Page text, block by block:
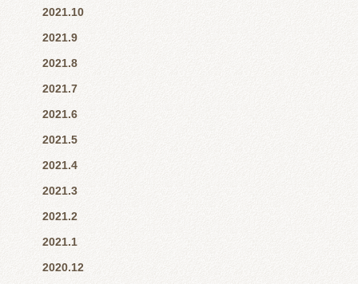
2021.10
2021.9
2021.8
2021.7
2021.6
2021.5
2021.4
2021.3
2021.2
2021.1
2020.12